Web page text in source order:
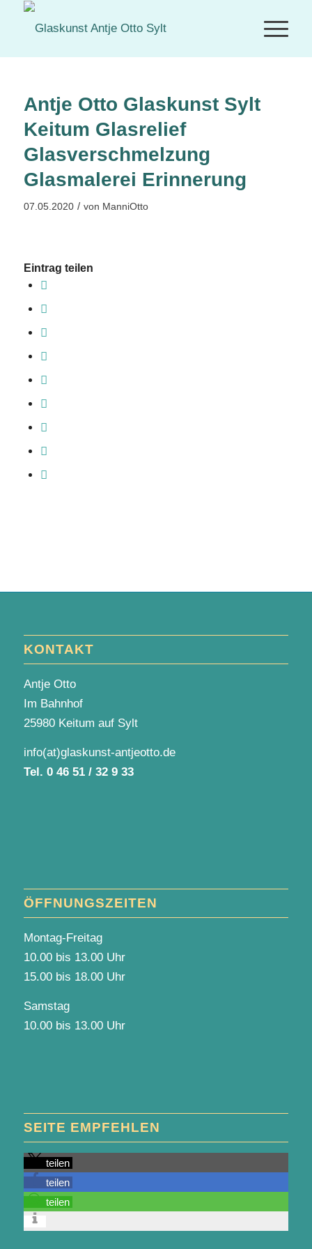
Antje Otto Glaskunst Sylt
Keitum Glasrelief
Glasverschmelzung
Glasmalerei Erinnerung
07.05.2020 / von ManniOtto
Eintrag teilen
KONTAKT
Antje Otto
Im Bahnhof
25980 Keitum auf Sylt
info(at)glaskunst-antjeotto.de
Tel. 0 46 51 / 32 9 33
ÖFFNUNGSZEITEN
Montag-Freitag
10.00 bis 13.00 Uhr
15.00 bis 18.00 Uhr
Samstag
10.00 bis 13.00 Uhr
SEITE EMPFEHLEN
teilen
teilen
teilen